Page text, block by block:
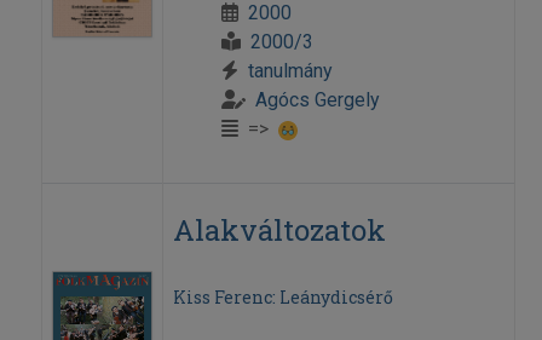
2000
2000/3
tanulmány
Agócs Gergely
=>
Alakváltozatok
Kiss Ferenc: Leánydicsérő